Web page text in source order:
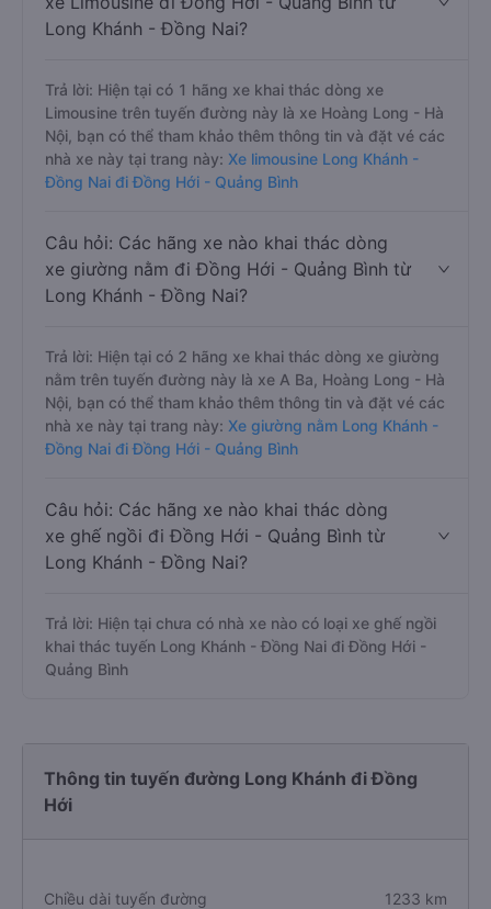
Long Khánh - Đồng Nai?
Trả lời: Hiện tại có 1 hãng xe khai thác dòng xe
Limousine trên tuyến đường này là xe Hoàng Long - Hà
Nội, bạn có thể tham khảo thêm thông tin và đặt vé các
nhà xe này tại trang này: Xe limousine Long Khánh -
Đồng Nai đi Đồng Hới - Quảng Bình
Câu hỏi: Các hãng xe nào khai thác dòng
xe giường nằm đi Đồng Hới - Quảng Bình từ
Long Khánh - Đồng Nai?
Trả lời: Hiện tại có 2 hãng xe khai thác dòng xe giường
nằm trên tuyến đường này là xe A Ba, Hoàng Long - Hà
Nội, bạn có thể tham khảo thêm thông tin và đặt vé các
nhà xe này tại trang này: Xe giường nằm Long Khánh -
Đồng Nai đi Đồng Hới - Quảng Bình
Câu hỏi: Các hãng xe nào khai thác dòng
xe ghế ngồi đi Đồng Hới - Quảng Bình từ
Long Khánh - Đồng Nai?
Trả lời: Hiện tại chưa có nhà xe nào có loại xe ghế ngồi
khai thác tuyến Long Khánh - Đồng Nai đi Đồng Hới -
Quảng Bình
Thông tin tuyến đường Long Khánh đi Đồng
Hới
Chiều dài tuyến đường 1233 km